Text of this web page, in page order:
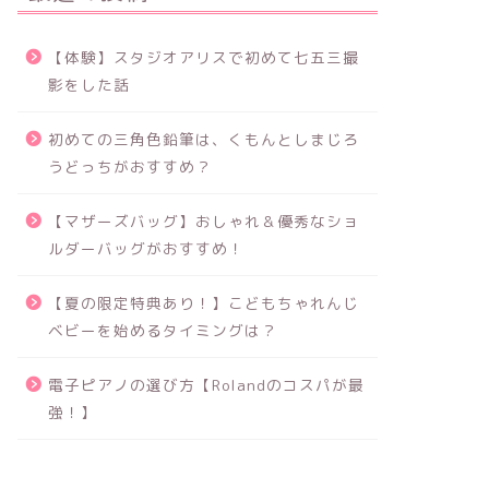
【体験】スタジオアリスで初めて七五三撮
影をした話
初めての三角色鉛筆は、くもんとしまじろ
うどっちがおすすめ？
【マザーズバッグ】おしゃれ＆優秀なショ
ルダーバッグがおすすめ！
【夏の限定特典あり！】こどもちゃれんじ
ベビーを始めるタイミングは？
電子ピアノの選び方【Rolandのコスパが最
強！】